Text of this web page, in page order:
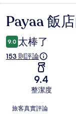
評
論
Payaa 飯
9.0 太棒了
153 則評論
9.4
整潔度
評
旅客真實評論